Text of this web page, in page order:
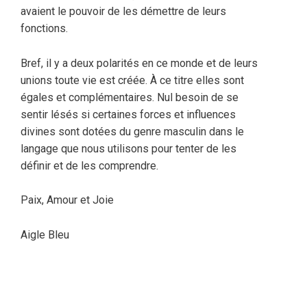
avaient le pouvoir de les démettre de leurs
fonctions.
Bref, il y a deux polarités en ce monde et de leurs
unions toute vie est créée. À ce titre elles sont
égales et complémentaires. Nul besoin de se
sentir lésés si certaines forces et influences
divines sont dotées du genre masculin dans le
langage que nous utilisons pour tenter de les
définir et de les comprendre.
Paix, Amour et Joie
Aigle Bleu